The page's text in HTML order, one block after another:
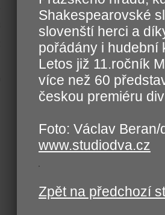
Shakespearovské
slovenští herci a
pořádány i hudební
Letos již 11.ročník
více než 60
českou premiéru
Foto: Václav
www.studiodva.cz
Zpět na předchozí